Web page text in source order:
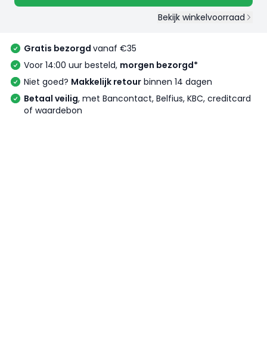
Bekijk winkelvoorraad
Gratis bezorgd vanaf €35
Voor 14:00 uur besteld, morgen bezorgd*
Niet goed? Makkelijk retour binnen 14 dagen
Betaal veilig, met Bancontact, Belfius, KBC, creditcard
of waardebon